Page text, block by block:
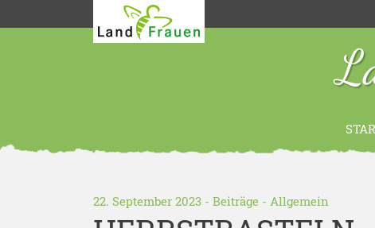
22. September 2023 - Beiträge - Allgemein